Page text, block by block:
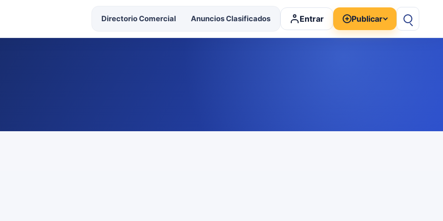
Directorio Comercial Anuncios Clasificados Entrar Publicar